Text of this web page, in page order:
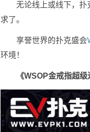
无论线上或线下，扑
求了。
享誉世界的扑克盛会
环境！
《WSOP金戒指超级